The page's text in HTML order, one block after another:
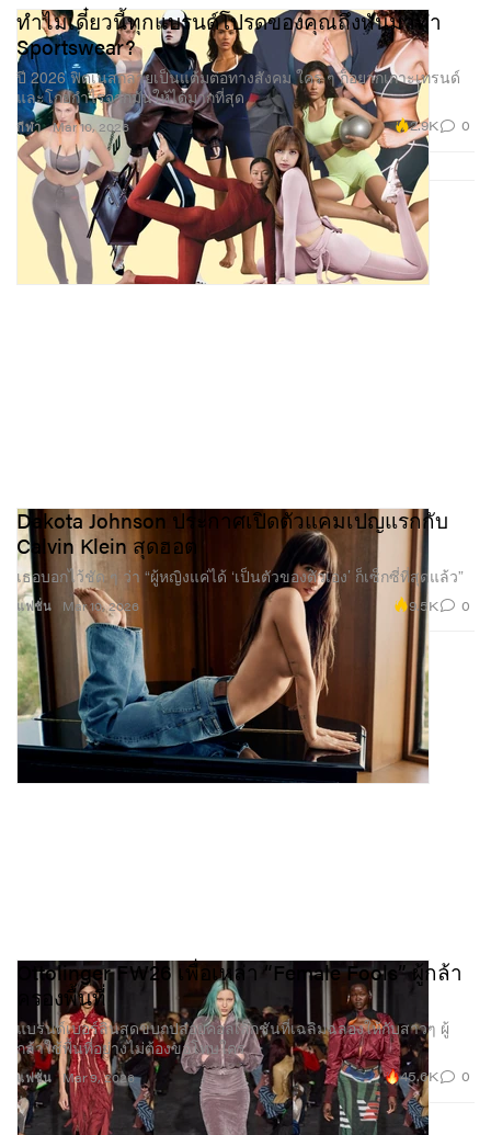
กีฬา
ทำไมเดี๋ยวนี้ทุกแบรนด์โปรดของคุณถึงหันมาทำ
Sportswear?
ปี 2026 ฟิตเนสกลายเป็นแต้มต่อทางสังคม ใคร ๆ ก็อยากเกาะเทรนด์
และโกยกำไรจากมันให้ได้มากที่สุด
Mar 10, 2026 2.9K 0
แฟชั่น
Dakota Johnson ประกาศเปิดตัวแคมเปญแรกกับ
Calvin Klein สุดฮอต
เธอบอกไว้ชัด ๆ ว่า “ผู้หญิงแค่ได้ ‘เป็นตัวของตัวเอง’ ก็เซ็กซี่ที่สุดแล้ว”
Mar 10, 2026 9.5K 0
แฟชั่น
Ottolinger FW26 เพื่อเหล่า “Female Fools” ผู้กล้า
ครองพื้นที่
แบรนด์เบอร์ลินสุดขบถปล่อยคอลเล็กชันที่เฉลิมฉลองให้กับสาวๆ ผู้
กล้าใช้พื้นที่อย่างไม่ต้องขอโทษใคร
Mar 9, 2026 45.6K 0